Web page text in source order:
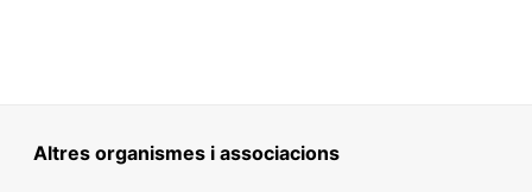
Altres organismes i associacions